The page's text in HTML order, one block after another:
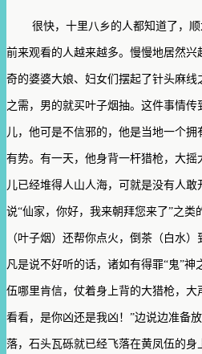
很快，十里八乡的人都知道了，
前来观看的人越来越多。慢慢地居然
奇的婆婆大娘、妇女们摆起了针头麻
之需，男的就买叶子烟抽。这件事情
儿，他可是不信邪的，他是当地一个
有势。有一天，他身背一杆猎枪，大
儿已经堆得人山人海，可就是没有人
说“仙家，你好，我来朝拜您来了”之类
（叶子烟）还帮你点火，倒茶（白水）
凡是说不好听的话，诸如有得罪“鬼”
伍哪里肯信，仗着身上背的大猎枪，大
看看，是你凶还是我凶！”边说边准备
落，石头瓦砾就已经飞落在黄凤伍的身